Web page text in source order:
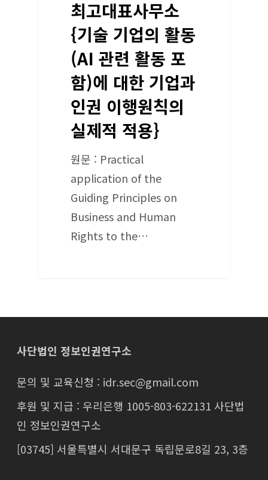
최고대표사무소
{기술 기업의 활동
(AI 관련 활동 포
함)에 대한 기업과
인권 이행원칙의
실제적 적용}
원문 : Practical
application of the
Guiding Principles on
Business and Human
Rights to the…
사단법인 정보인권연구소
문의 및 교육신청 : idr.sec@gmail.com
후원 및 지급 : 우리은행 1005-803-622131 사단법
인 정보인권연구소
[03745] 서울특별시 서대문구 독립문로8길 23, 3층